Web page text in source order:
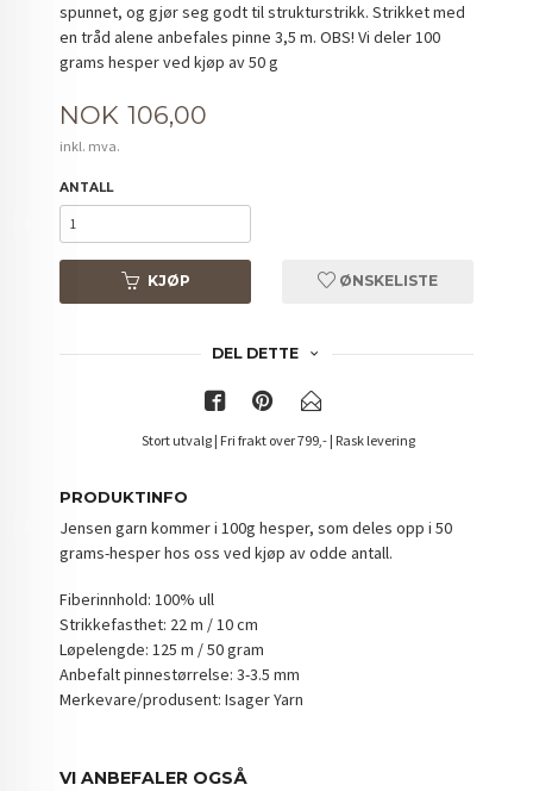
spunnet, og gjør seg godt til strukturstrikk. Strikket med
en tråd alene anbefales pinne 3,5 m. OBS! Vi deler 100
grams hesper ved kjøp av 50 g
Pris
NOK 106,00
inkl. mva.
ANTALL
KJØP ØNSKELISTE
DEL DETTE
Stort utvalg | Fri frakt over 799,- | Rask levering
PRODUKTINFO
Jensen garn kommer i 100g hesper, som deles opp i 50
grams-hesper hos oss ved kjøp av odde antall.
Fiberinnhold: 100% ull
Strikkefasthet: 22 m / 10 cm
Løpelengde: 125 m / 50 gram
Anbefalt pinnestørrelse: 3-3.5 mm
Merkevare/produsent: Isager Yarn
VI ANBEFALER OGSÅ